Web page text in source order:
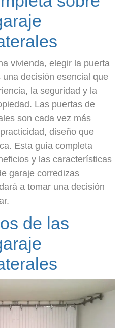
vivienda, elegir la puerta
decisión esencial que
la seguridad y la
Las puertas de
son cada vez más
diseño que
Esta guía completa
y las características
garaje corredizas
a tomar una decisión
de las